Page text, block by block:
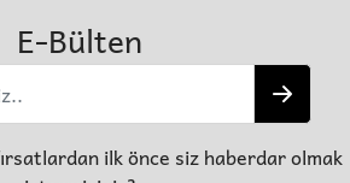
E-Bülten
ilk önce siz haberdar olmak